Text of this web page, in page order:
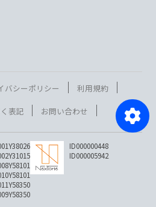
バシーポリシー
利用規約
表記
お問い合わせ
ID000000448
ID000005942